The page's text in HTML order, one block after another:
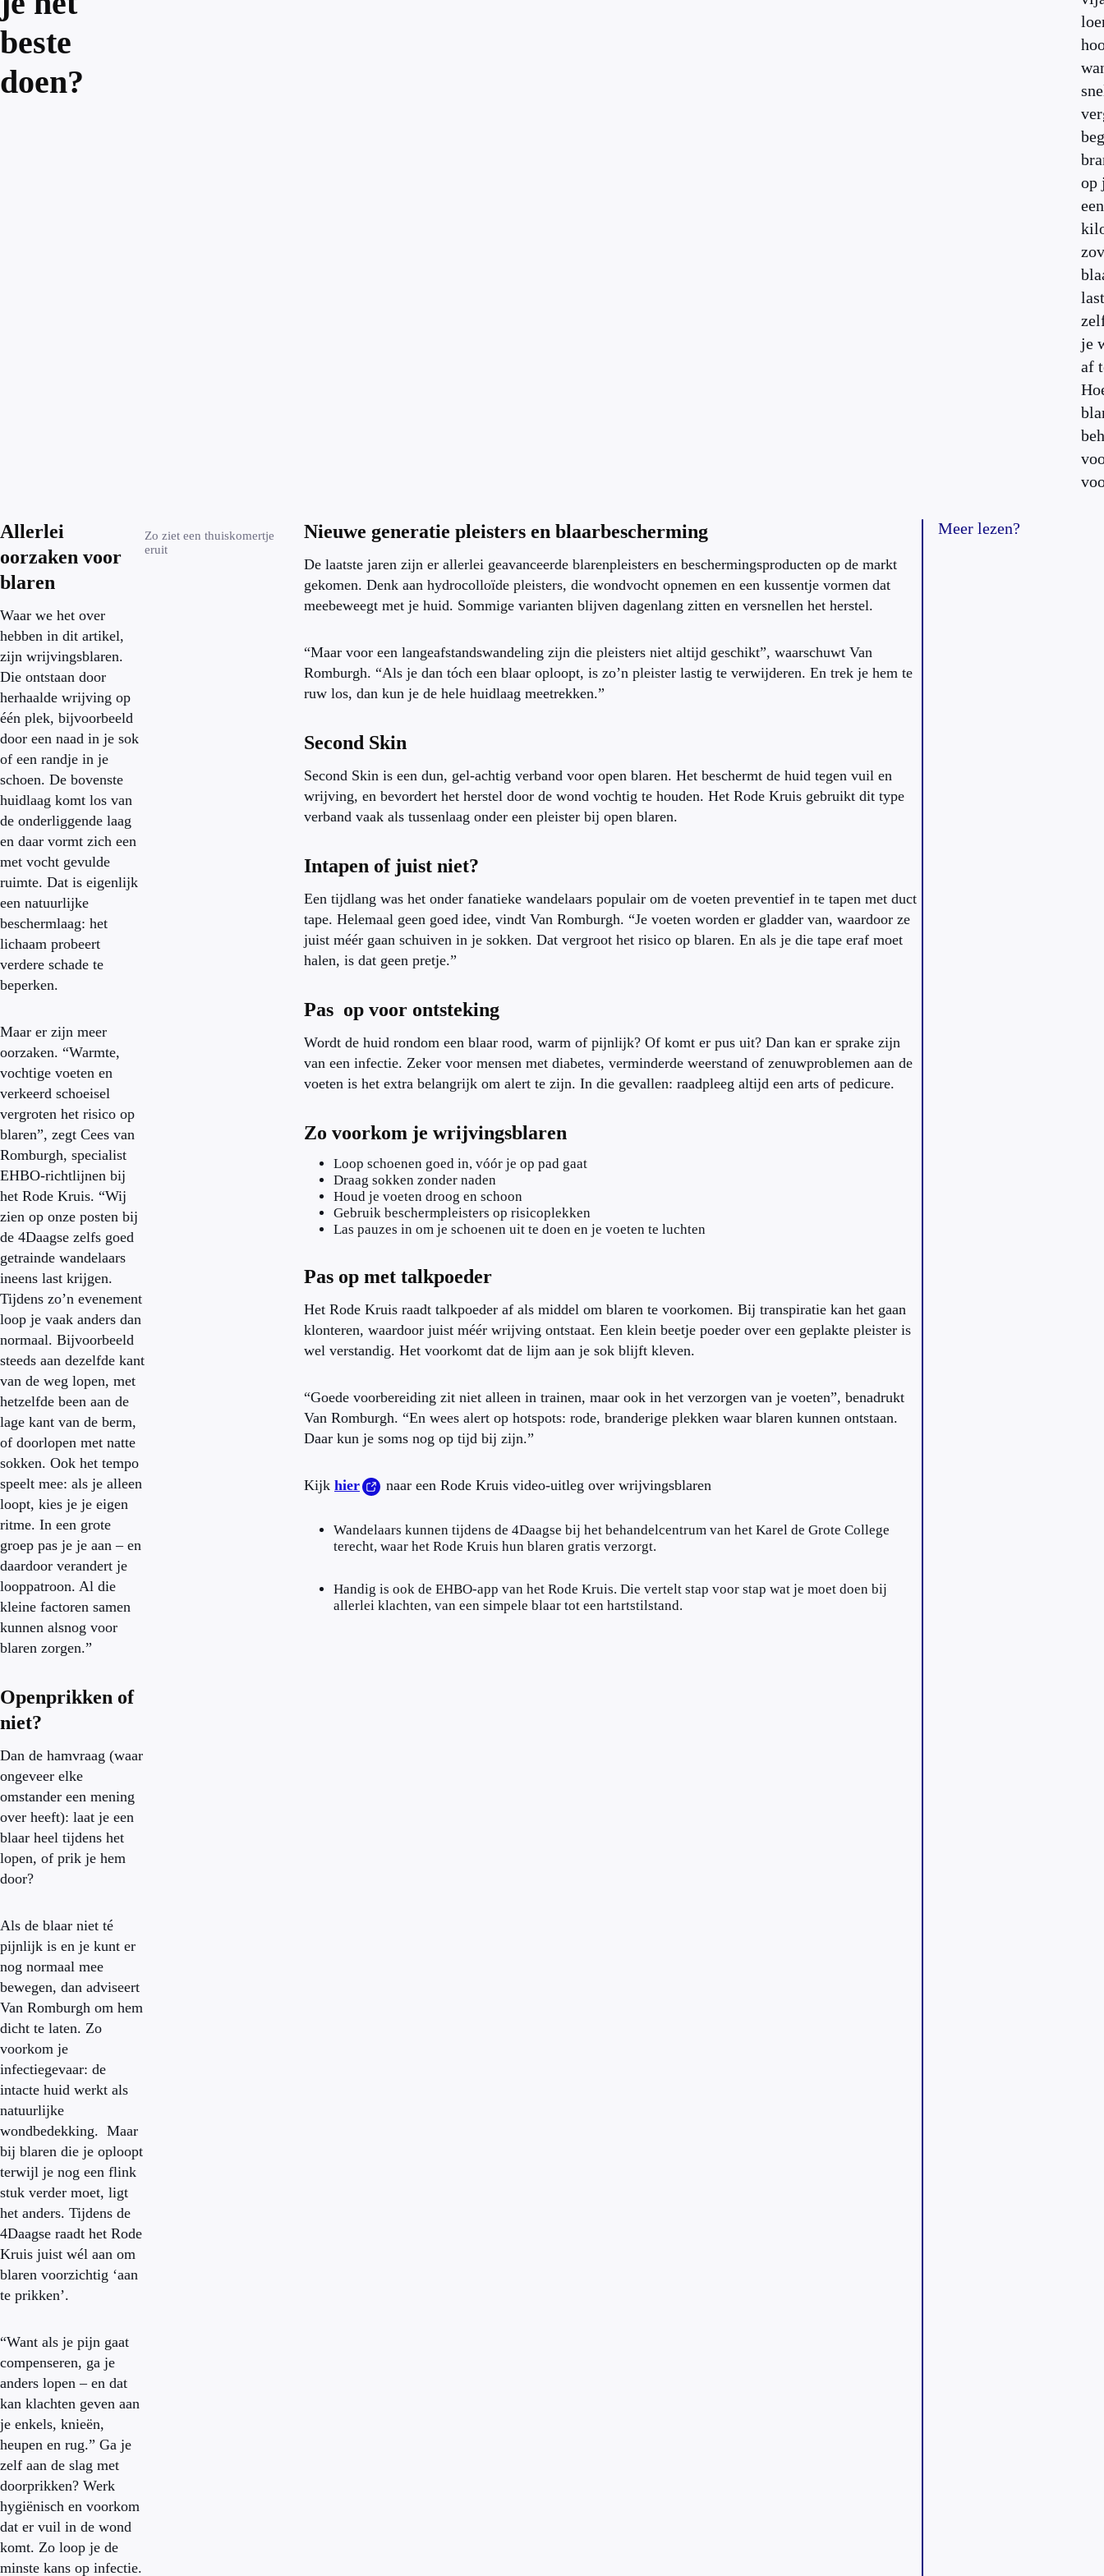
beste
doen?
op
je
af
Allerlei
oorzaken voor
blaren
Waar we het over
hebben in dit artikel,
zijn wrijvingsblaren.
Die ontstaan door
herhaalde wrijving op
één plek, bijvoorbeeld
door een naad in je sok
of een randje in je
schoen. De bovenste
huidlaag komt los van
de onderliggende laag
en daar vormt zich een
met vocht gevulde
ruimte. Dat is eigenlijk
een natuurlijke
beschermlaag: het
lichaam probeert
verdere schade te
beperken.
Maar er zijn meer
oorzaken. “Warmte,
vochtige voeten en
verkeerd schoeisel
vergroten het risico op
blaren”, zegt Cees van
Romburgh, specialist
EHBO-richtlijnen bij
het Rode Kruis. “Wij
zien op onze posten bij
de 4Daagse zelfs goed
getrainde wandelaars
ineens last krijgen.
Tijdens zo’n evenement
loop je vaak anders dan
normaal. Bijvoorbeeld
steeds aan dezelfde kant
van de weg lopen, met
hetzelfde been aan de
lage kant van de berm,
of doorlopen met natte
sokken. Ook het tempo
speelt mee: als je alleen
loopt, kies je je eigen
ritme. In een grote
groep pas je je aan – en
daardoor verandert je
looppatroon. Al die
kleine factoren samen
kunnen alsnog voor
blaren zorgen.”
Openprikken of
niet?
Dan de hamvraag (waar
ongeveer elke
omstander een mening
over heeft): laat je een
blaar heel tijdens het
lopen, of prik je hem
door?
Als de blaar niet té
pijnlijk is en je kunt er
nog normaal mee
bewegen, dan adviseert
Van Romburgh om hem
dicht te laten. Zo
voorkom je
infectiegevaar: de
intacte huid werkt als
natuurlijke
wondbedekking. Maar
bij blaren die je oploopt
terwijl je nog een flink
stuk verder moet, ligt
het anders. Tijdens de
4Daagse raadt het Rode
Kruis juist wél aan om
blaren voorzichtig ‘aan
te prikken’.
“Want als je pijn gaat
compenseren, ga je
anders lopen – en dat
kan klachten geven aan
je enkels, knieën,
heupen en rug.” Ga je
zelf aan de slag met
doorprikken? Werk
hygiënisch en voorkom
dat er vuil in de wond
komt. Zo loop je de
minste kans op infectie.
Zo ziet een thuiskomertje
eruit
Nieuwe generatie pleisters en blaarbescherming
De laatste jaren zijn er allerlei geavanceerde blarenpleisters en beschermingsproducten op de markt
gekomen. Denk aan hydrocolloïde pleisters, die wondvocht opnemen en een kussentje vormen dat
meebeweegt met je huid. Sommige varianten blijven dagenlang zitten en versnellen het herstel.
“Maar voor een langeafstandswandeling zijn die pleisters niet altijd geschikt”, waarschuwt Van
Romburgh. “Als je dan tóch een blaar oploopt, is zo’n pleister lastig te verwijderen. En trek je hem te
ruw los, dan kun je de hele huidlaag meetrekken.”
Second Skin
Second Skin is een dun, gel-achtig verband voor open blaren. Het beschermt de huid tegen vuil en
wrijving, en bevordert het herstel door de wond vochtig te houden. Het Rode Kruis gebruikt dit type
verband vaak als tussenlaag onder een pleister bij open blaren.
Intapen of juist niet?
Een tijdlang was het onder fanatieke wandelaars populair om de voeten preventief in te tapen met duct
tape. Helemaal geen goed idee, vindt Van Romburgh. “Je voeten worden er gladder van, waardoor ze
juist méér gaan schuiven in je sokken. Dat vergroot het risico op blaren. En als je die tape eraf moet
halen, is dat geen pretje.”
Pas op voor ontsteking
Wordt de huid rondom een blaar rood, warm of pijnlijk? Of komt er pus uit? Dan kan er sprake zijn
van een infectie. Zeker voor mensen met diabetes, verminderde weerstand of zenuwproblemen aan de
voeten is het extra belangrijk om alert te zijn. In die gevallen: raadpleeg altijd een arts of pedicure.
Zo voorkom je wrijvingsblaren
Loop schoenen goed in, vóór je op pad gaat
Draag sokken zonder naden
Houd je voeten droog en schoon
Gebruik beschermpleisters op risicoplekken
Las pauzes in om je schoenen uit te doen en je voeten te luchten
Pas op met talkpoeder
Het Rode Kruis raadt talkpoeder af als middel om blaren te voorkomen. Bij transpiratie kan het gaan
klonteren, waardoor juist méér wrijving ontstaat. Een klein beetje poeder over een geplakte pleister is
wel verstandig. Het voorkomt dat de lijm aan je sok blijft kleven.
“Goede voorbereiding zit niet alleen in trainen, maar ook in het verzorgen van je voeten”, benadrukt
Van Romburgh. “En wees alert op hotspots: rode, branderige plekken waar blaren kunnen ontstaan.
Daar kun je soms nog op tijd bij zijn.”
Kijk hier naar een Rode Kruis video-uitleg over wrijvingsblaren
Wandelaars kunnen tijdens de 4Daagse bij het behandelcentrum van het Karel de Grote College
terecht, waar het Rode Kruis hun blaren gratis verzorgt.
Handig is ook de EHBO-app van het Rode Kruis. Die vertelt stap voor stap wat je moet doen bij
allerlei klachten, van een simpele blaar tot een hartstilstand.
Meer lezen?